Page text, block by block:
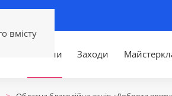
вмісту
Новини Заходи